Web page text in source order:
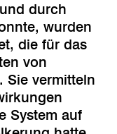
durch
wurden
die für das
von
Sie vermitteln
System auf